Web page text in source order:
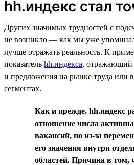
hh.индекс стал
Других значимых трудностей с
не возникло — как мы уже
лучше отражать реальность. К
показатель hh.индекса, отражающий
и предложения на рынке труда или
сегментах.
Как и прежде, hh.индекс
отношение числа
вакансий, но из-за
его значения внутри
областей. Причина в том,